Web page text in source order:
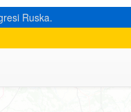
Ruska.